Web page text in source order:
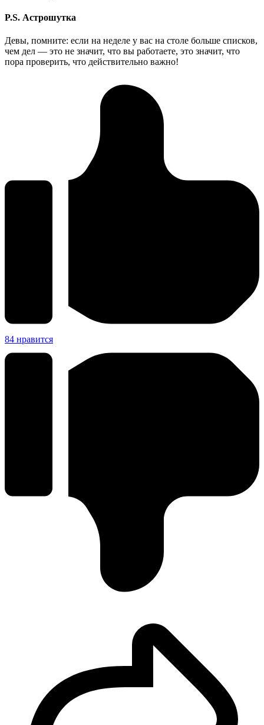
P.S. Астрошутка
Девы, помните: если на неделе у вас на столе больше списков,
чем дел — это не значит, что вы работаете, это значит, что
пора проверить, что действительно важно!
84 нравится